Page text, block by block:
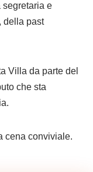
e
della past
Villa da parte del
che sta
cena conviviale.